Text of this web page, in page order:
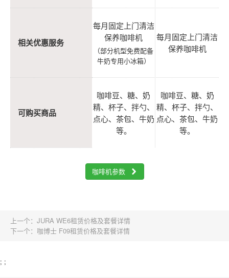
相关优惠服务
每月固定上门清洁
保养咖啡机
（部分机型免费配备
牛奶专用小冰箱）
每月固定上门清洁
保养咖啡机
可购买商品
咖啡豆、糖、奶
精、杯子、拌勺、
点心、茶包、牛奶
等。
咖啡豆、糖、奶
精、杯子、拌勺、
点心、茶包、牛奶
等。
咖啡机参数
上一个： JURA WE6租赁价格及套餐详情
下一个： 咖博士 F09租赁价格及套餐详情
; ;